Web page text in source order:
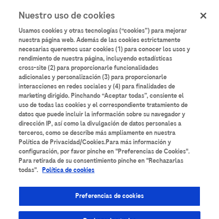
contenido
principal
User
account
menu
Iniciar sesión
AularioRoche
Formación científica y de buenas prácticas
destinada a profesionales sanitarios interesados
en su desarrollo profesional.
Nuestro uso de cookies
Usamos cookies y otras tecnologías (“cookies”) para mejorar
nuestra página web. Además de las cookies estrictamente
necesarias queremos usar cookies (1) para conocer los usos y
rendimiento de nuestra página, incluyendo estadísticas
cross-site (2) para proporcionarle funcionalidades
adicionales y personalización (3) para proporcionarle
interacciones en redes sociales y (4) para finalidades de
marketing dirigido. Pinchando “Aceptar todas”, consiente el
uso de todas las cookies y el correspondiente tratamiento de
datos que puede incluir la información sobre su navegador y
dirección IP, así como la divulgación de datos personales a
terceros, como se describe más ampliamente en nuestra
Política de Privacidad/Cookies.Para más información y
configuración, por favor pinche en "Preferencias de Cookies".
Para retirada de su consentimiento pinche en "Rechazarlas
todas". Política de cookies
Preferencias de cookies